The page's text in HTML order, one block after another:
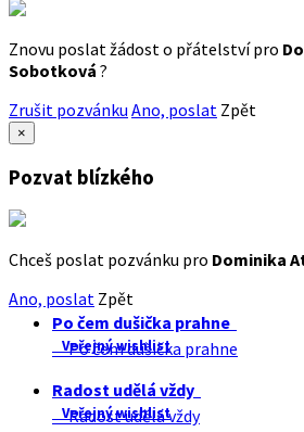
Znovu poslat žádost o přátelství pro
Sobotková ?
Zrušit pozvánku Ano, poslat Zpět
×
Pozvat blízkého
Chceš poslat pozvánku pro Dominika
Ano, poslat Zpět
Po čem dušička prahne
Veřejný wishlist
Po čem dušička prahne
Radost udělá vždy
Veřejný wishlist
Radost udělá vždy